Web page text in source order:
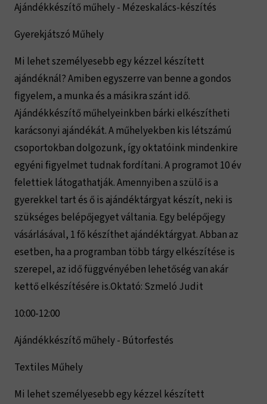
Ajándékkészítő műhely - Mézeskalács-készítés
Gyerekjátszó Műhely
Mi lehet személyesebb egy kézzel készített
ajándéknál? Amiben egyszerre van benne a gondos
figyelem, a munka és a másikra szánt idő.
Ajándékkészítő műhelyeinkben bárki elkészítheti
karácsonyi ajándékát. A műhelyekben kis létszámú
csoportokban dolgozunk, így oktatóink mindenkire
egyéni figyelmet tudnak fordítani. A programot 10 év
felettiek látogathatják. Amennyiben a szülő is a
gyerekkel tart és ő is ajándéktárgyat készít, neki is
szükséges belépőjegyet váltania. Egy belépőjegy
vásárlásával, 1 fő készíthet ajándéktárgyat. Abban az
esetben, ha a programban több tárgy elkészítése is
szerepel, az idő függvényében lehetőség van akár
kettő elkészítésére is.Oktató: Szmeló Judit
10:00-12:00
Ajándékkészítő műhely - Bútorfestés
Textiles Műhely
Mi lehet személyesebb egy kézzel készített